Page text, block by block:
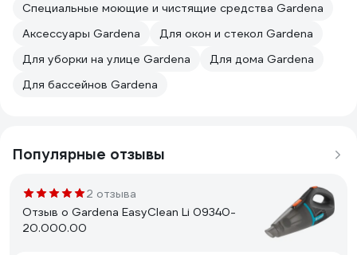
Специальные моющие и чистящие средства Gardena
Аксессуары Gardena
Для окон и стекол Gardena
Для уборки на улице Gardena
Для дома Gardena
Для бассейнов Gardena
Популярные отзывы
2 отзыва
Отзыв о Gardena EasyClean Li 09340-
20.000.00